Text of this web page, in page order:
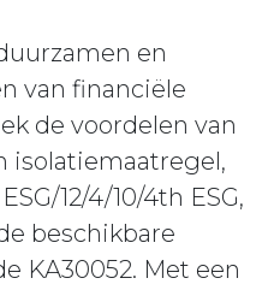
en
van financiële
de voordelen van
isolatiemaatregel,
12/4/10/4th ESG,
beschikbare
KA30052. Met een